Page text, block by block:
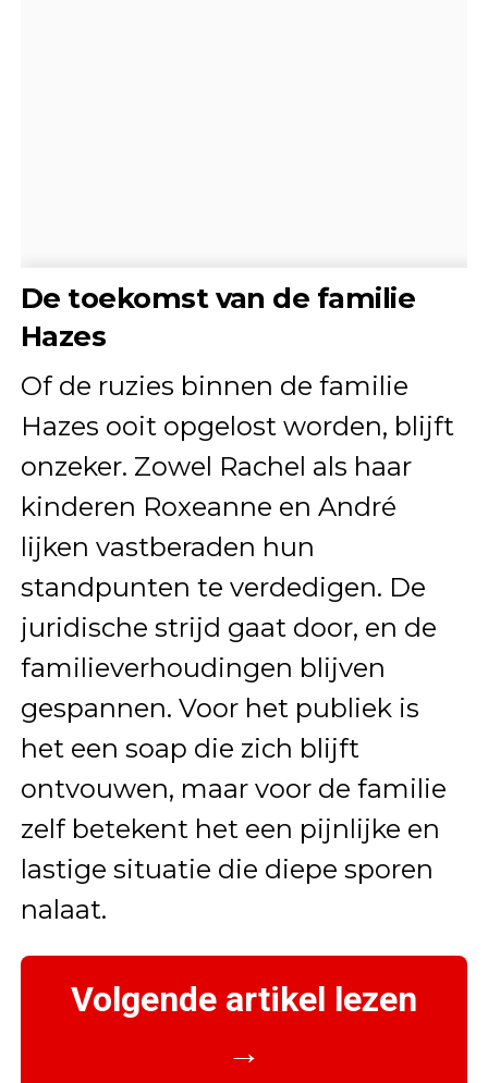
De toekomst van de familie
Hazes
Of de ruzies binnen de familie
Hazes ooit opgelost worden, blijft
onzeker. Zowel Rachel als haar
kinderen Roxeanne en André
lijken vastberaden hun
standpunten te verdedigen. De
juridische strijd gaat door, en de
familieverhoudingen blijven
gespannen. Voor het publiek is
het een soap die zich blijft
ontvouwen, maar voor de familie
zelf betekent het een pijnlijke en
lastige situatie die diepe sporen
nalaat.
Volgende artikel lezen
→